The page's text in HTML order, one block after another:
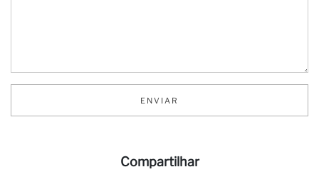
ENVIAR
Compartilhar